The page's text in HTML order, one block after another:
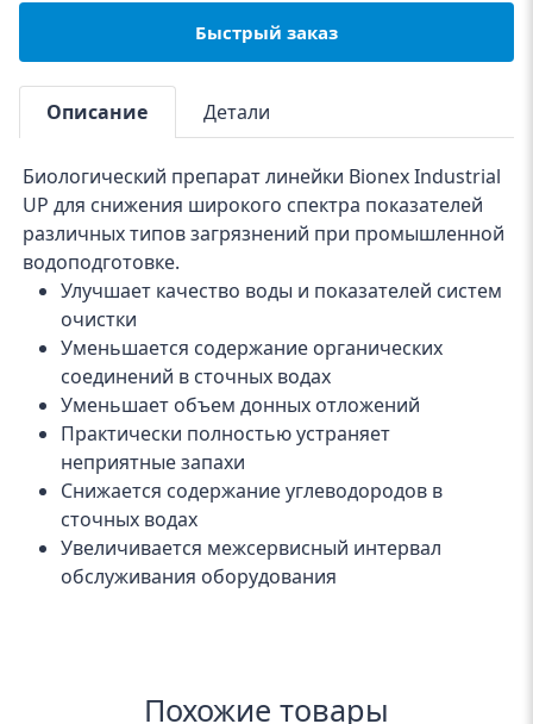
Быстрый заказ
Описание Детали
Биологический препарат линейки Bionex Industrial
UP для снижения широкого спектра показателей
различных типов загрязнений при промышленной
водоподготовке.
Улучшает качество воды и показателей систем
очистки
Уменьшается содержание органических
соединений в сточных водах
Уменьшает объем донных отложений
Практически полностью устраняет
неприятные запахи
Снижается содержание углеводородов в
сточных водах
Увеличивается межсервисный интервал
обслуживания оборудования
Похожие товары